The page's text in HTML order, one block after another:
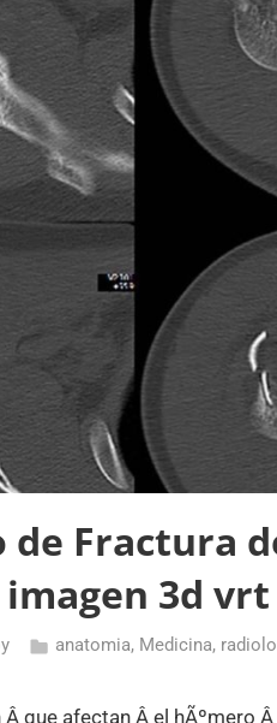
de Fractura
3d vrt
anatomia, Medicina,
que afectan Â el hÃºmero